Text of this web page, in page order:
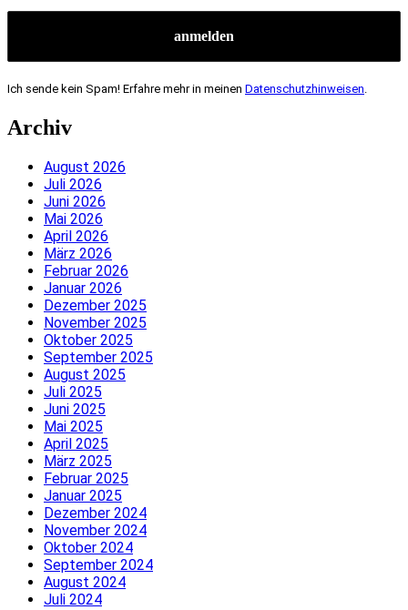
Ich sende kein Spam! Erfahre mehr in meinen Datenschutzhinweisen.
Archiv
August 2026
Juli 2026
Juni 2026
Mai 2026
April 2026
März 2026
Februar 2026
Januar 2026
Dezember 2025
November 2025
Oktober 2025
September 2025
August 2025
Juli 2025
Juni 2025
Mai 2025
April 2025
März 2025
Februar 2025
Januar 2025
Dezember 2024
November 2024
Oktober 2024
September 2024
August 2024
Juli 2024